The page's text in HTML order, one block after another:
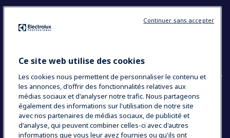
COUNTRY AND LANGUAGE
VOTRE SÉLECTION : FRANCE
Ce site web utilise des cookies
Les cookies nous permettent de personnaliser le contenu et
les annonces, d'offrir des fonctionnalités relatives aux
médias sociaux et d'analyser notre trafic. Nous partageons
également des informations sur l'utilisation de notre site
avec nos partenaires de médias sociaux, de publicité et
d'analyse, qui peuvent combiner celles-ci avec d'autres
informations que vous leur avez fournies ou qu'ils ont
Continuer sans accepter